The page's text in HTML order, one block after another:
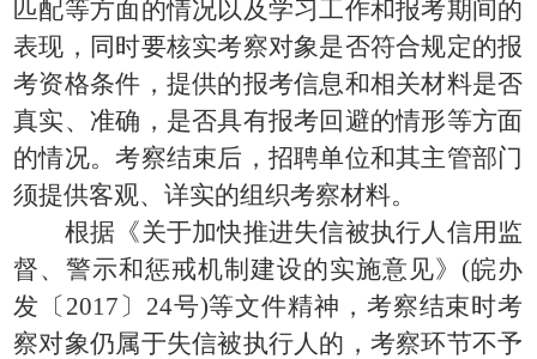
匹配等方面的情况以及学习工作和报考期间的
表现，同时要核实考察对象是否符合规定的报
考资格条件，提供的报考信息和相关材料是否
真实、准确，是否具有报考回避的情形等方面
的情况。考察结束后，招聘单位和其主管部门
须提供客观、详实的组织考察材料。
根据《关于加快推进失信被执行人信用监
督、警示和惩戒机制建设的实施意见》(皖办
发〔2017〕24号)等文件精神，考察结束时考
察对象仍属于失信被执行人的，考察环节不予